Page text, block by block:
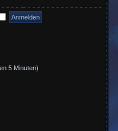
5 Minuten)